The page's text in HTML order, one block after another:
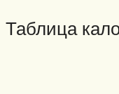
Таблица